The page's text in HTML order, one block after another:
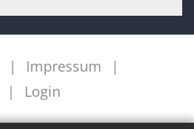
Impressum
Login